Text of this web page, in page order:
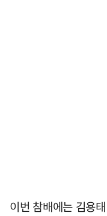
이번 참배에는 김용